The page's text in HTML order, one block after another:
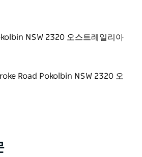
NSW 2320 오스트레일리아